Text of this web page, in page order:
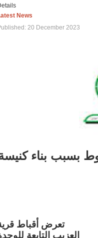
News
20 December 2023
بسبب بناء
تعرض أقباط
العزيب التابعة